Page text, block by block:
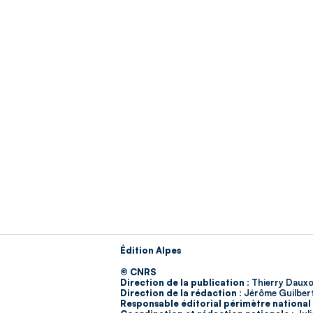
Édition Alpes
© CNRS
Direction de la publication : Thierry
Direction de la rédaction : Jérôme
Responsable éditorial périmètre national